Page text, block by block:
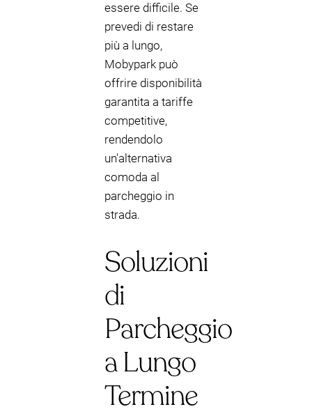
essere difficile. Se
prevedi di restare
più a lungo,
Mobypark può
offrire disponibilità
garantita a tariffe
competitive,
rendendolo
un'alternativa
comoda al
parcheggio in
strada.
Soluzioni
di
Parcheggio
a Lungo
Termine